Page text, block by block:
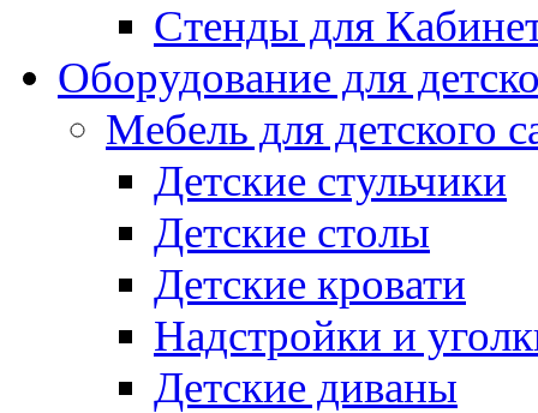
Стенды для
Оборудование для
Мебель для детского
Детские стульчики
Детские столы
Детские кровати
Надстройки и
Детские диваны